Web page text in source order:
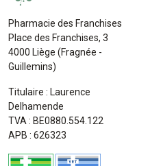
Pharmacie des Franchises
Place des Franchises, 3
4000 Liège (Fragnée -
Guillemins)
Titulaire : Laurence
Delhamende
TVA : BE0880.554.122
APB : 626323